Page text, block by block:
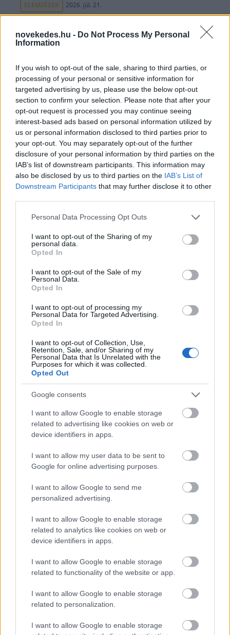
novekedes.hu - Do Not Process My Personal
Information
If you wish to opt-out of the sale, sharing to third parties, or
processing of your personal or sensitive information for
targeted advertising by us, please use the below opt-out
section to confirm your selection. Please note that after your
opt-out request is processed you may continue seeing
interest-based ads based on personal information utilized by
us or personal information disclosed to third parties prior to
your opt-out. You may separately opt-out of the further
disclosure of your personal information by third parties on the
IAB’s list of downstream participants. This information may
also be disclosed by us to third parties on the IAB’s List of
Downstream Participants that may further disclose it to other
Please note that this website/app uses one or more Google
not limited to your visit or usage behaviour. You may click to
grant or deny consent to Google and its third-party tags to
use your data for below specified purposes in below Google
consent section.
Personal Data Processing Opt Outs
I want to opt-out of the Sharing of my
personal data.
Opted In
I want to opt-out of the Sale of my
Personal Data.
Opted In
I want to opt-out of processing my
Personal Data for Targeted Advertising.
Opted In
I want to opt-out of Collection, Use,
Retention, Sale, and/or Sharing of my
Personal Data that Is Unrelated with the
Purposes for which it was collected.
Opted Out
Google consents
I want to allow Google to enable storage
related to advertising like cookies on web or
device identifiers in apps.
I want to allow my user data to be sent to
Google for online advertising purposes.
I want to allow Google to send me
personalized advertising.
I want to allow Google to enable storage
related to analytics like cookies on web or
device identifiers in apps.
I want to allow Google to enable storage
related to functionality of the website or app.
I want to allow Google to enable storage
related to personalization.
I want to allow Google to enable storage
ELEMZÉSEK 2026. júl. 21.
Kéthónapos a Tisza-kormány: íme a mérleg!
ELEMZÉSEK 2026. júl. 21.
Uniós források: íme a teendők, amelyek a
pénzek érkezéséhez még szükségesek
ELEMZÉSEK
Minden idők legjövedelmezőbbje és
legdrágábbja volt az amerikai foci vb -
gyorsmérleg
Mi lett Alain Delon vagyonával? Adóhatósági
csavar a sztoriban